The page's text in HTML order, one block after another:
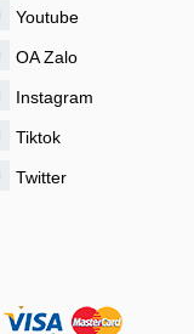
Youtube
OA Zalo
Instagram
Tiktok
Twitter